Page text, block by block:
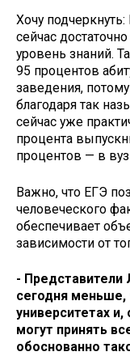
Хочу
сейчас
уровень знаний.
95 процентов
заведения,
благодаря так
сейчас уже
процента
процентов — в
Важно, что ЕГЭ
человеческого
обеспечивает
зависимости от
- Представители
сегодня меньше,
университетах
могут принять
обоснованно